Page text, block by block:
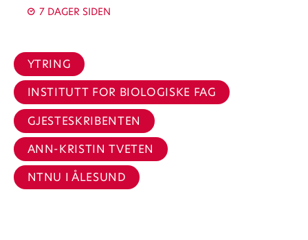
7 DAGER SIDEN
YTRING
INSTITUTT FOR BIOLOGISKE FAG
GJESTESKRIBENTEN
ANN-KRISTIN TVETEN
NTNU I ÅLESUND